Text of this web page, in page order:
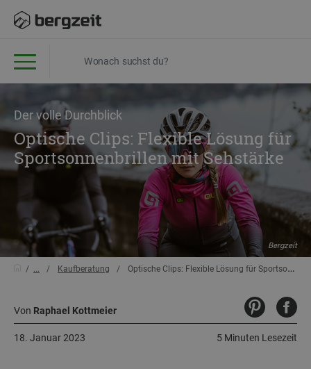
Der volle Durchblick
Optische Clips: Flexible Lösung für
Sportsonnenbrillen mit Sehstärke
Bergzeit
... Kaufberatung Optische Clips: Flexible Lösung für Sportsonnenbrillen mit Sehstärke
Von Raphael Kottmeier
5 Minuten Lesezeit
18. Januar 2023